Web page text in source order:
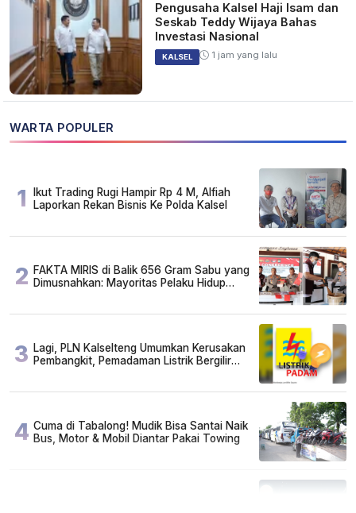
Pengusaha Kalsel Haji Isam dan
Seskab Teddy Wijaya Bahas
Investasi Nasional
KALSEL 1 jam yang lalu
WARTA POPULER
1
Ikut Trading Rugi Hampir Rp 4 M, Alfiah
Laporkan Rekan Bisnis Ke Polda Kalsel
2 FAKTA MIRIS di Balik 656 Gram Sabu yang
Dimusnahkan: Mayoritas Pelaku Hidup
3 Lagi, PLN Kalselteng Umumkan Kerusakan
Pembangkit, Pemadaman Listrik Bergilir
4 Cuma di Tabalong! Mudik Bisa Santai Naik
Bus, Motor & Mobil Diantar Pakai Towing